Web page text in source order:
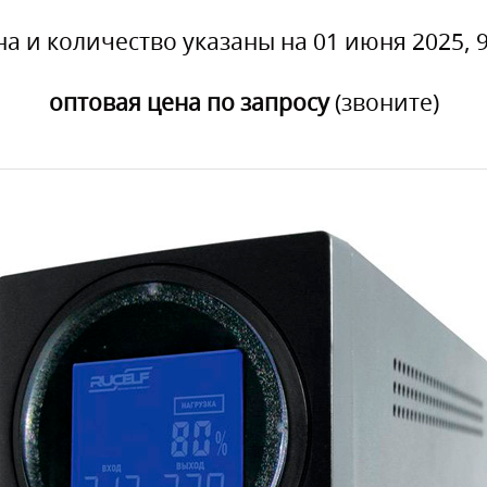
и количество указаны на 01 июня 2025,
оптовая цена по запросу(звоните)